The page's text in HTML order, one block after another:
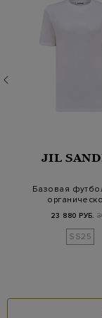
JIL
Базовая
хлопка
патч…
23 880 РУБ.
SS25